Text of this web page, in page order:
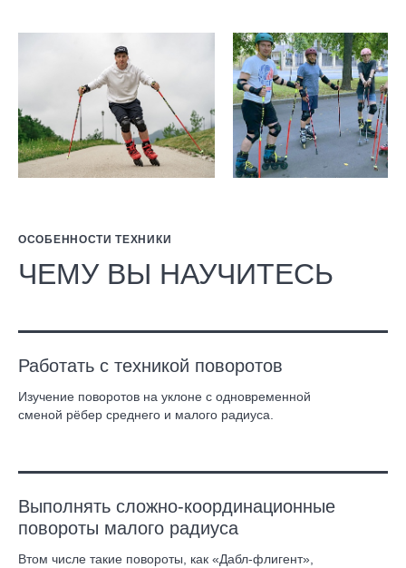
ОСОБЕННОСТИ ТЕХНИКИ
ЧЕМУ ВЫ НАУЧИТЕСЬ
Работать с техникой поворотов
Изучение поворотов на уклоне с одновременной
сменой рёбер среднего и малого радиуса.
Выполнять сложно-координационные
повороты малого радиуса
Втом числе такие повороты, как «Дабл-флигент»,